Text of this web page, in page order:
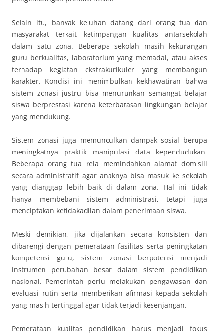
Selain itu, banyak keluhan datang dari orang tua dan
masyarakat terkait ketimpangan kualitas antarsekolah
dalam satu zona. Beberapa sekolah masih kekurangan
guru berkualitas, laboratorium yang memadai, atau akses
terhadap kegiatan ekstrakurikuler yang membangun
karakter. Kondisi ini menimbulkan kekhawatiran bahwa
sistem zonasi justru bisa menurunkan semangat belajar
siswa berprestasi karena keterbatasan lingkungan belajar
yang mendukung.
Sistem zonasi juga memunculkan dampak sosial berupa
meningkatnya praktik manipulasi data kependudukan.
Beberapa orang tua rela memindahkan alamat domisili
secara administratif agar anaknya bisa masuk ke sekolah
yang dianggap lebih baik di dalam zona. Hal ini tidak
hanya membebani sistem administrasi, tetapi juga
menciptakan ketidakadilan dalam penerimaan siswa.
Meski demikian, jika dijalankan secara konsisten dan
dibarengi dengan pemerataan fasilitas serta peningkatan
kompetensi guru, sistem zonasi berpotensi menjadi
instrumen perubahan besar dalam sistem pendidikan
nasional. Pemerintah perlu melakukan pengawasan dan
evaluasi rutin serta memberikan afirmasi kepada sekolah
yang masih tertinggal agar tidak terjadi kesenjangan.
Pemerataan kualitas pendidikan harus menjadi fokus